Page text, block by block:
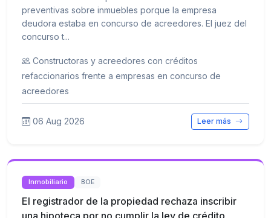
preventivas sobre inmuebles porque la empresa
deudora estaba en concurso de acreedores. El juez del
concurso t...
Constructoras y acreedores con créditos
refaccionarios frente a empresas en concurso de
acreedores
06 Aug 2026 Leer más
Inmobiliario BOE
El registrador de la propiedad rechaza inscribir
una hipoteca por no cumplir la ley de crédito